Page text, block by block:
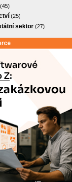
(45)
(25)
sektor (27)